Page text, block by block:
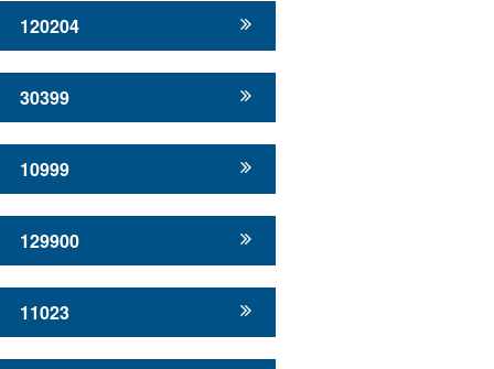
120204
30399
10999
129900
11023